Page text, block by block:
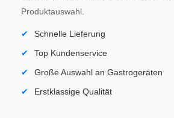
Produktauswahl.
Schnelle Lieferung
Top Kundenservice
Große Auswahl an Gastrogeräten
Erstklassige Qualität